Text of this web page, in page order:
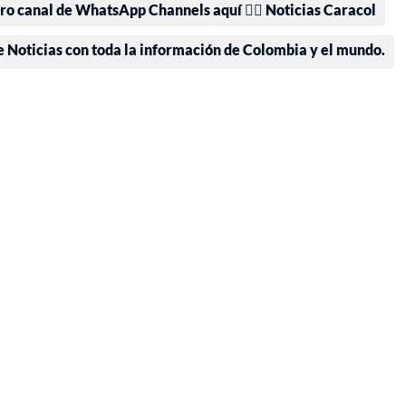
canal de WhatsApp Channels aquí 👉🏻 Noticias Caracol
Noticias con toda la información de Colombia y el mundo.